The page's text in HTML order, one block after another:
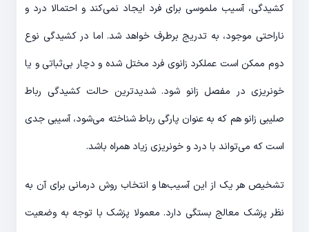
کشیدگی، آسیب ملموسی برای فرد ایجاد نمی‌کند و احتمالا درد و
ناراحتی موجود، به تدریج برطرف خواهد شد. اما در کشیدگی نوع
دوم ممکن است عملکرد زانوی فرد مختل شده و دچار بی‌ثباتی و یا
خونریزی در مفصل زانو شود. شدیدترین حالت کشیدگی رباط
صلیبی زانو هم که به عنوان پارگی رباط شناخته می‌شود، آسیبی جدی
است که می‌تواند با درد و خونریزی زیاد همراه باشد.
تشخیص هر یک از این آسیب‌ها و انتخاب روش درمانی برای آن به
نظر پزشک معالج بستگی دارد. معمولا پزشک با توجه به وضعیت